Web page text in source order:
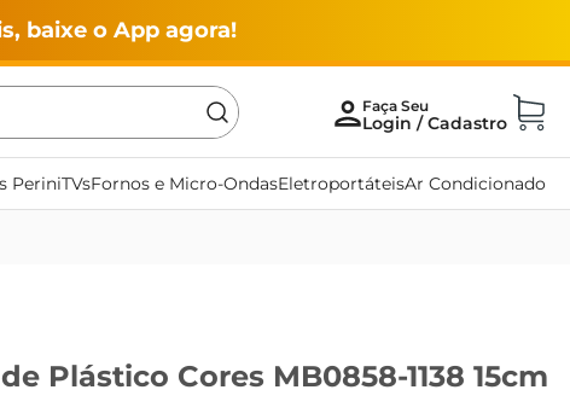
baixe o App agora!
PeriniTVsFornos e Micro-OndasEletroportáteisAr Condicionado
Plástico Cores MB0858-1138 15cm